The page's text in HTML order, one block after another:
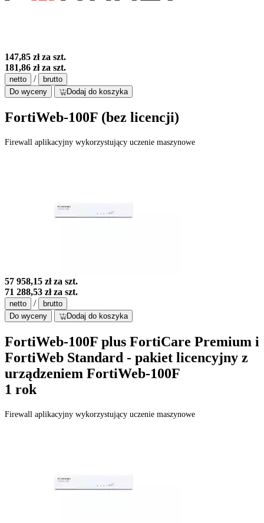
147,85 złza szt.
181,86 złza szt.
netto /
brutto
Do wyceny
Dodaj do koszyka
FortiWeb-100F (bez licencji)
Firewall aplikacyjny wykorzystujący uczenie maszynowe
57 958,15 złza szt.
71 288,53 złza szt.
netto /
brutto
Do wyceny
Dodaj do koszyka
FortiWeb-100F plus FortiCare Premium i
FortiWeb Standard - pakiet licencyjny z
urządzeniem FortiWeb-100F
1 rok
Firewall aplikacyjny wykorzystujący uczenie maszynowe